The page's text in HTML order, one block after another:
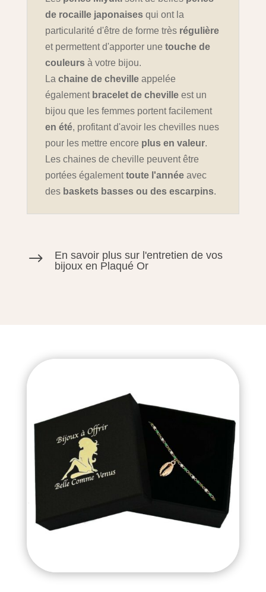
de rocaille japonaisesqui ont la
particularité d'être de forme très régulière
et permettent d'apporter une touche de
couleursà votre bijou.
La chaine de chevilleappelée
également bracelet de chevilleest un
bijou que les femmes portent facilement
en été, profitant d'avoir les chevilles nues
pour les mettre encore plus en valeur.
Les chaines de cheville peuvent être
portées égalementtoute l'annéeavec
des baskets basses ou des escarpins.
$
En savoir plus sur l'entretien de vos
bijoux en Plaqué Or